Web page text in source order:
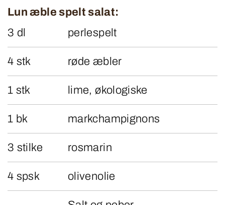
Lun æble spelt salat:
3 dl
perlespelt
4 stk røde æbler
1 stk lime, økologiske
1 bk markchampignons
3 stilke rosmarin
4 spsk olivenolie